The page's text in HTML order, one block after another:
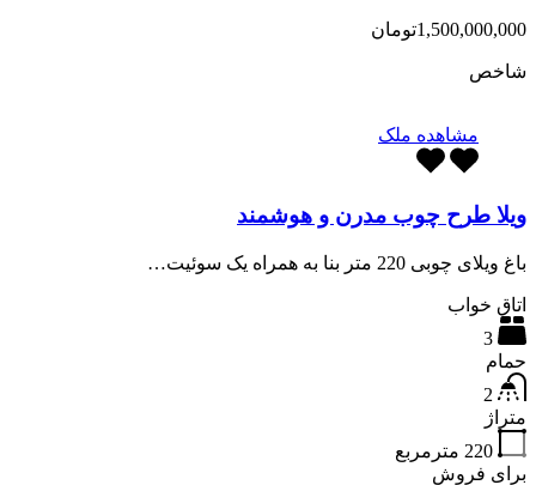
1,500,000,000تومان
شاخص
مشاهده ملک
ویلا طرح چوب مدرن و هوشمند
باغ ویلای چوبی 220 متر بنا به همراه یک سوئیت…
اتاق خواب
3
حمام
2
متراژ
220 مترمربع
برای فروش